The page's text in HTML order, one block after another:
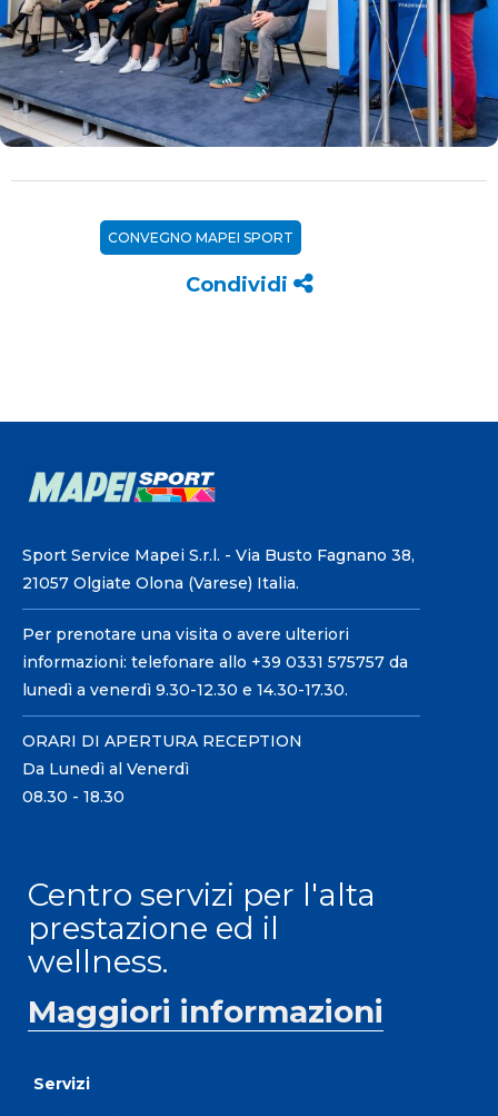
CONVEGNO MAPEI SPORT
Condividi
Sport Service Mapei S.r.l. - Via Busto Fagnano 38,
21057 Olgiate Olona (Varese) Italia.
Per prenotare una visita o avere ulteriori
informazioni: telefonare allo +39 0331 575757 da
lunedì a venerdì 9.30-12.30 e 14.30-17.30.
ORARI DI APERTURA RECEPTION
Da Lunedì al Venerdì
08.30 - 18.30
Centro servizi per l'alta
prestazione ed il
wellness.
Maggiori informazioni
Servizi